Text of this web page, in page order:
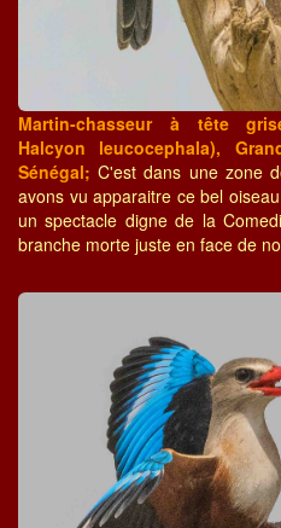
Martin-chasseur à tête
Halcyon leucocephala),
Sénégal; C'est dans une zone
avons vu apparaitre ce bel
un spectacle digne de la
branche morte juste en face de